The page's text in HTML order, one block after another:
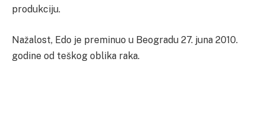
produkciju.
Nažalost, Edo je preminuo u Beogradu 27. juna 2010.
godine od teškog oblika raka.